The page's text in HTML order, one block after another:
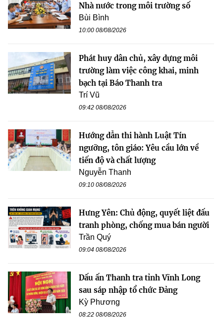
Nhà nước trong môi trường số
Bùi Bình
10:00 08/08/2026
Phát huy dân chủ, xây dựng môi
trường làm việc công khai, minh
bạch tại Báo Thanh tra
Trí Vũ
09:42 08/08/2026
Hướng dẫn thi hành Luật Tín
ngưỡng, tôn giáo: Yêu cầu lớn về
tiến độ và chất lượng
Nguyễn Thanh
09:10 08/08/2026
Hưng Yên: Chủ động, quyết liệt đấu
tranh phòng, chống mua bán người
Trần Quý
09:04 08/08/2026
Dấu ấn Thanh tra tỉnh Vĩnh Long
sau sáp nhập tổ chức Đảng
Kỳ Phương
08:22 08/08/2026